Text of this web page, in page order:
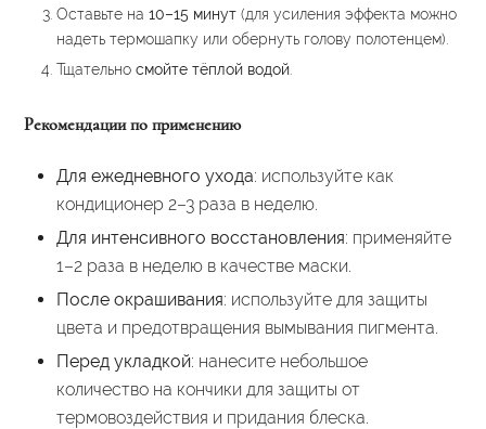
Оставьте на 10–15 минут(для усиления эффекта можно
надеть термошапку или обернуть голову полотенцем).
Тщательно смойте тёплой водой.
Рекомендации по применению
Для ежедневного ухода: используйте как
кондиционер 2–3 раза в неделю.
Для интенсивного восстановления: применяйте
1–2 раза в неделю в качестве маски.
После окрашивания: используйте для защиты
цвета и предотвращения вымывания пигмента.
Перед укладкой: нанесите небольшое
количество на кончики для защиты от
термовоздействия и придания блеска.